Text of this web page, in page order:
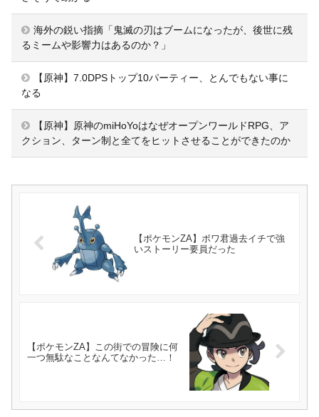
海外の鋭い指摘「鬼滅の刃はブームになったが、後世に残
るミームや影響力はあるのか？」
【原神】7.0DPSトップ10パーティー、とんでもない事に
なる
【原神】原神のmiHoYoはなぜオープンワールドRPG、ア
クション、ターン制と全てをヒットさせることができたのか
【ポケモンZA】ボワ君過去イチで強
いストーリー要員だった
【ポケモンZA】この街での冒険に何
一つ無駄なことなんてなかった…！